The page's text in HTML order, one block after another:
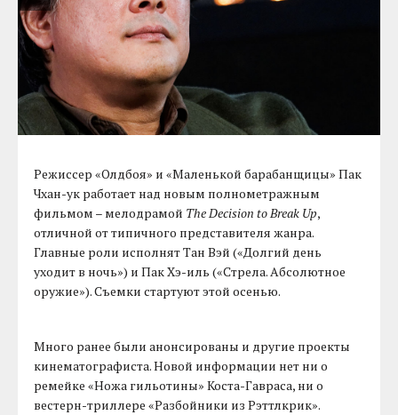
Режиссер «Олдбоя» и «Маленькой барабанщицы» Пак
Чхан-ук работает над новым полнометражным
фильмом – мелодрамой The Decision to Break Up,
отличной от типичного представителя жанра.
Главные роли исполнят Тан Вэй («Долгий день
уходит в ночь») и Пак Хэ-иль («Стрела. Абсолютное
оружие»). Съемки стартуют этой осенью.
Много ранее были анонсированы и другие проекты
кинематографиста. Новой информации нет ни о
ремейке «Ножа гильотины» Коста-Гавраса, ни о
вестерн-триллере «Разбойники из Рэттлкрик».